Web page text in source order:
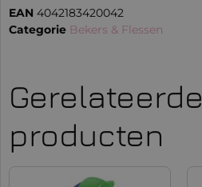
EAN 4042183420042
Categorie Bekers & Flessen
Gerelateerde
producten